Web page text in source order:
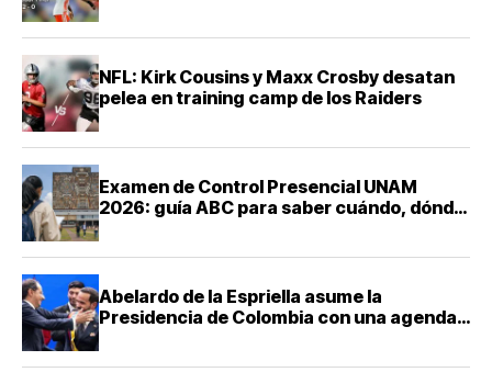
NFL: Kirk Cousins y Maxx Crosby desatan
pelea en training camp de los Raiders
Examen de Control Presencial UNAM
2026: guía ABC para saber cuándo, dónde
Abelardo de la Espriella asume la
Presidencia de Colombia con una agenda